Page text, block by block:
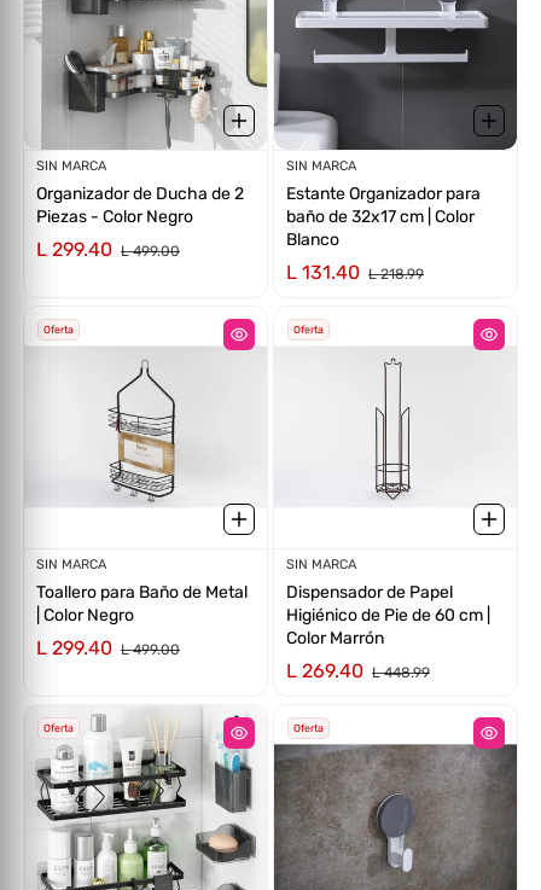
Proveedor:
SIN MARCA
Organizador de Ducha de 2
Piezas - Color Negro
L 299.40 L 499.00
Proveedor:
SIN MARCA
Estante Organizador para
baño de 32x17 cm | Color
Blanco
L 131.40 L 218.99
Oferta
Proveedor:
SIN MARCA
Toallero para Baño de Metal
| Color Negro
L 299.40 L 499.00
Oferta
Proveedor:
SIN MARCA
Dispensador de Papel
Higiénico de Pie de 60 cm |
Color Marrón
L 269.40 L 448.99
Oferta Oferta